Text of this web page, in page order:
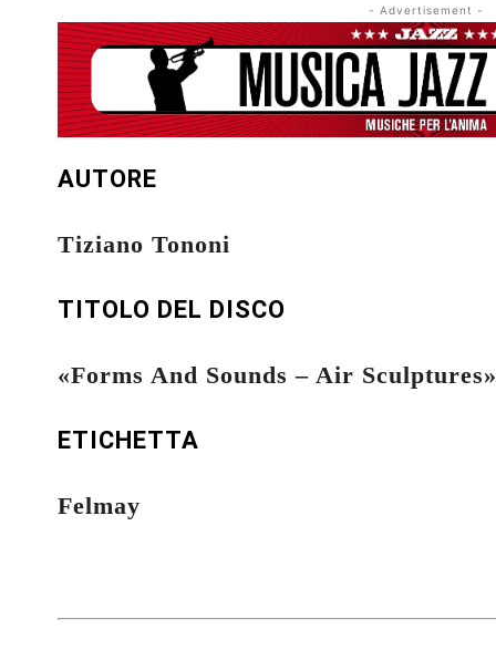
- Advertisement -
AUTORE
Tiziano Tononi
TITOLO DEL DISCO
«Forms And Sounds – Air Sculptures»
ETICHETTA
Felmay